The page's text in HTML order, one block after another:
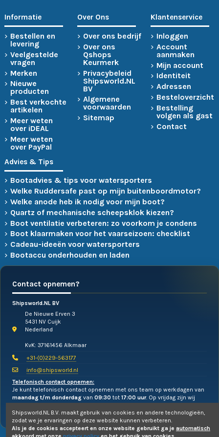
Informatie
Bestellen en
levering
Veelgestelde
vragen
Merken
Nieuwe
producten
Best verkochte
artikelen
Meer weten
over iDEAL
Meer weten
over PayPal
Over Ons
Over ons bedrijf
Over ons
Qshops
Keurmerk
Privacybeleid
Shipsworld.NL
BV
Algemene
voorwaarden
Sitemap
Klantenservice
Inloggen
Account
aanmaken
Mijn account
Identiteit
Adressen
Besteloverzicht
Bestelling
volgen als gast
Contact
Advies & Tips
Bootadvies & tips voor watersporters
Welke Ruddersafe past op mijn buitenboordmotor?
Welke anode heb ik nodig voor mijn boot?
Quartz of mechanische scheepsklok kiezen?
Boot ventilatie verbeteren: zo voorkom je condens
Boot klaarmaken voor het vaarseizoen: checklist
Cadeau-ideeën voor watersporters
Bootaccu onderhouden en laden
Contact opnemen?
Shipsworld.NL BV
De Nieuwe Erven 3
5431 NV Cuijk
Nederland
KvK: 37161456 Alkmaar
+31-(0)229-563177
info@shipsworld.nl
Telefonisch contact opnemen:
Je kunt telefonisch contact opnemen met ons team op werkdagen van
maandag t/m donderdag van 09:30 tot 17:00 uur. Op vrijdag zijn wij
Shipsworld.NL B.V. maakt gebruik van cookies en andere technologieën,
zodat we je ervaringen op deze website kunnen verbeteren.
Als je de cookies accepteert en onze website gebruikt ga je automatisch